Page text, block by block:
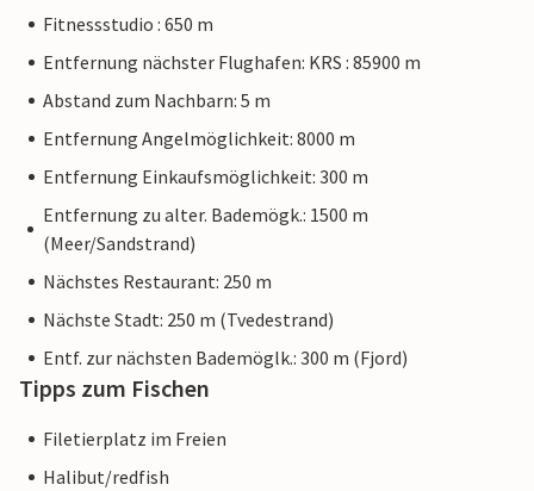
Fitnessstudio : 650 m
Entfernung nächster Flughafen: KRS : 85900 m
Abstand zum Nachbarn: 5 m
Entfernung Angelmöglichkeit: 8000 m
Entfernung Einkaufsmöglichkeit: 300 m
Entfernung zu alter. Bademögk.: 1500 m
(Meer/Sandstrand)
Nächstes Restaurant: 250 m
Nächste Stadt: 250 m (Tvedestrand)
Entf. zur nächsten Bademöglk.: 300 m (Fjord)
Tipps zum Fischen
Filetierplatz im Freien
Halibut/redfish